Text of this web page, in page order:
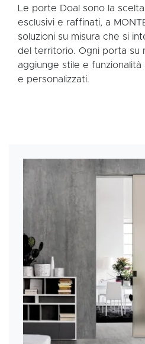
Le porte Doal sono la
esclusivi e raffinati, a
soluzioni su misura che si
del territorio. Ogni porta su
aggiunge stile e
e personalizzati.